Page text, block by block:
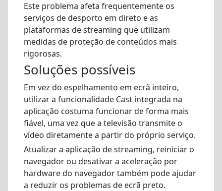
Este problema afeta frequentemente os
serviços de desporto em direto e as
plataformas de streaming que utilizam
medidas de proteção de conteúdos mais
rigorosas.
Soluções possíveis
Em vez do espelhamento em ecrã inteiro,
utilizar a funcionalidade Cast integrada na
aplicação costuma funcionar de forma mais
fiável, uma vez que a televisão transmite o
vídeo diretamente a partir do próprio serviço.
Atualizar a aplicação de streaming, reiniciar o
navegador ou desativar a aceleração por
hardware do navegador também pode ajudar
a reduzir os problemas de ecrã preto.